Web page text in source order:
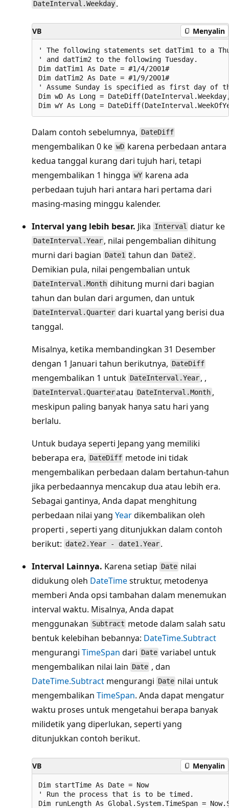
DateInterval.Weekday .
VB Menyalin
' The following statements set datTim1 to a
' and datTim2 to the following Tuesday.
Dim datTim1 As Date = #1/4/2001#
Dim datTim2 As Date = #1/9/2001#
' Assume Sunday is specified as first day of
Dim wD As Long =
Dalam contoh sebelumnya, DateDiff
mengembalikan 0 ke wD karena perbedaan antara
kedua tanggal kurang dari tujuh hari, tetapi
mengembalikan 1 hingga wY karena ada
perbedaan tujuh hari antara hari pertama dari
masing-masing minggu kalender.
Interval yang lebih besar. Jika Interval diatur ke
DateInterval.Year , nilai pengembalian dihitung
murni dari bagian Date1 tahun dan Date2.
Demikian pula, nilai pengembalian untuk
DateInterval.Month dihitung murni dari bagian
tahun dan bulan dari argumen, dan untuk
DateInterval.Quarter dari kuartal yang berisi dua
tanggal.
Misalnya, ketika membandingkan 31 Desember
dengan 1 Januari tahun berikutnya, DateDiff
mengembalikan 1 untuk DateInterval.Year , ,
DateInterval.Quarteratau DateInterval.Month ,
meskipun paling banyak hanya satu hari yang
berlalu.
Untuk budaya seperti Jepang yang memiliki
beberapa era, DateDiff metode ini tidak
mengembalikan perbedaan dalam bertahun-tahun
jika perbedaannya mencakup dua atau lebih era.
Sebagai gantinya, Anda dapat menghitung
perbedaan nilai yang Yeardikembalikan oleh
properti , seperti yang ditunjukkan dalam contoh
berikut: date2.Year - date1.Year .
Interval Lainnya. Karena setiap Date nilai
didukung oleh DateTimestruktur, metodenya
memberi Anda opsi tambahan dalam menemukan
interval waktu. Misalnya, Anda dapat
menggunakan Subtract metode dalam salah satu
bentuk kelebihan bebannya: DateTime.Subtract
mengurangi TimeSpan dari Date variabel untuk
mengembalikan nilai lain Date , dan
DateTime.Subtract mengurangi Date nilai untuk
mengembalikan TimeSpan. Anda dapat mengatur
waktu proses untuk mengetahui berapa banyak
milidetik yang diperlukan, seperti yang
ditunjukkan contoh berikut.
VB Menyalin
Dim startTime As Date = Now
' Run the process that is to be timed.
Dim runLength As Global.System.TimeSpan =